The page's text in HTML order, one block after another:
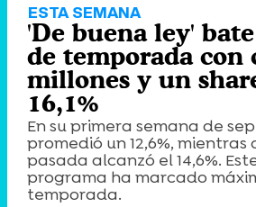
ESTA SEMANA
'De buena ley'
de temporada con
millones y un
16,1%
En su primera semana de
promedió un 12,6%, mientras
pasada alcanzó el 14,6%.
programa ha marcado
temporada.